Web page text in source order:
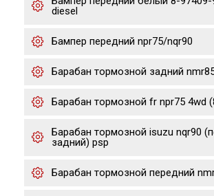
diesel
Бампер передний npr75/nqr90
Барабан тормозной задний
Барабан тормозной fr npr75 4wd
Барабан тормозной isuzu nqr90
задний) psp
Барабан тормозной передний